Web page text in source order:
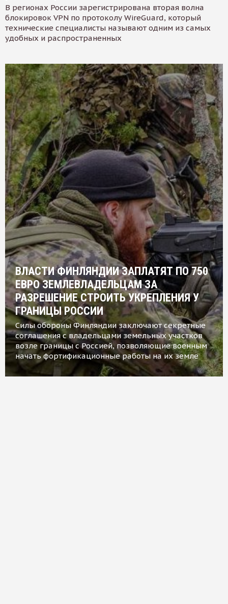
В регионах России зарегистрирована вторая волна
блокировок VPN по протоколу WireGuard, который
технические специалисты называют одним из самых
удобных и распространенных
ВЛАСТИ ФИНЛЯНДИИ ЗАПЛАТЯТ ПО 750
ЕВРО ЗЕМЛЕВЛАДЕЛЬЦАМ ЗА
РАЗРЕШЕНИЕ СТРОИТЬ УКРЕПЛЕНИЯ У
ГРАНИЦЫ РОССИИ
Силы обороны Финляндии заключают секретные
соглашения с владельцами земельных участков
возле границы с Россией, позволяющие военным
начать фортификационные работы на их земле